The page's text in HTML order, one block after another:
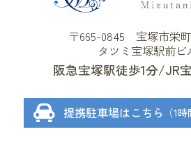
〒665-0845 宝塚市栄
タツミ宝塚駅前ビ
阪急宝塚駅徒歩1分 JR
提携駐車場はこちら （1